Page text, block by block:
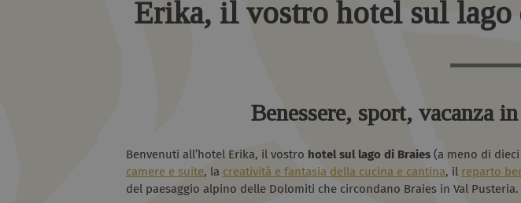
Erika, il vostro hotel sul lago
Benessere, sport, vacanza
Benvenuti all’hotel Erika, il vostro hotel sul lago di Braies(a meno di dieci
camere e suite, la creatività e fantasia della cucina e cantina, il reparto
del paesaggio alpino delle Dolomiti che circondano Braies in Val Pusteria.